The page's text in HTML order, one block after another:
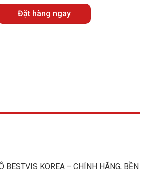
Đặt hàng ngay
BESTVIS KOREA – CHÍNH HÃNG, BỀN